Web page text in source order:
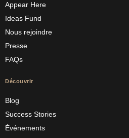
Appear Here
Ideas Fund
Nous rejoindre
Presse
FAQs
Découvrir
Blog
Success Stories
Événements